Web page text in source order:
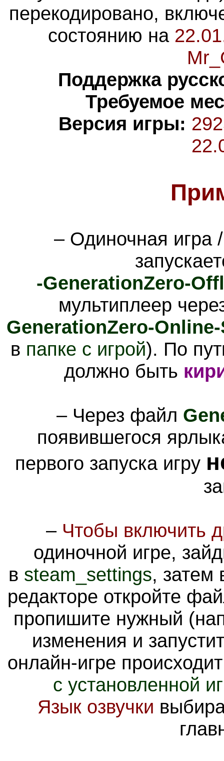
перекодировано,
состоянию на
Поддержка
Требуемое
Версия игры:
– Одиночная игра
-GenerationZero-
мультиплеер
GenerationZero-
в папке с игрой). По
должно быть
– Через файл
появившегося
первого запуска игру
– Чтобы включить
одиночной игре,
в steam_settings, затем
редакторе откройте
пропишите нужный
изменения и
онлайн-игре
с установленной
Язык озвучки